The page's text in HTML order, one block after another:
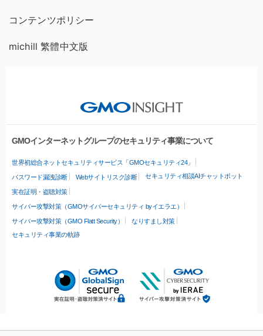
コンテンツポリシー
michill 繁體中文版
GMOインターネットグループのセキュリティ事業について
世界初総合ネットセキュリティサービス「GMOセキュリティ24」
パスワード漏洩診断 Webサイトリスク診断 セキュリティ相談AIチャットボット
実在証明・盗聴対策
サイバー攻撃対策（GMOサイバーセキュリティ byイエラエ）
サイバー攻撃対策（GMO Flatt Security）
なりすまし対策
セキュリティ事業の軌跡